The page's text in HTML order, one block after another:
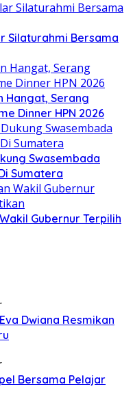
Silaturahmi Bersama
Hangat, Serang
Dinner HPN 2026
Swasembada
Sumatera
Gubernur Terpilih
Dwiana Resmikan
Bersama Pelajar